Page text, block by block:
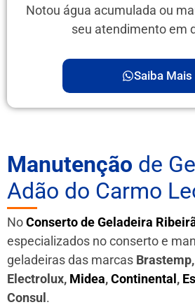
Notou água acumulada ou
seu atendimento em
Saiba Mais
Manutenção de
Adão do Carmo
NoConserto de Geladeira
especializados no conserto e
geladeiras das marcas Brastemp,
Electrolux, Midea,Continental,
Consul.